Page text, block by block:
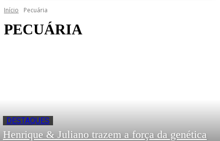
Início Pecuária
PECUÁRIA
DESTAQUES
Henrique & Juliano trazem a força da genética